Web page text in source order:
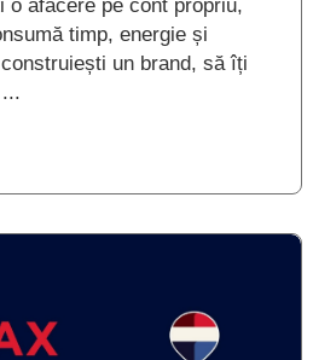
o afacere pe cont propriu,
timp, energie și
un brand, să îți